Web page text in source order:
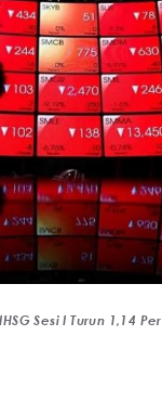
Sesi I Turun 1,14